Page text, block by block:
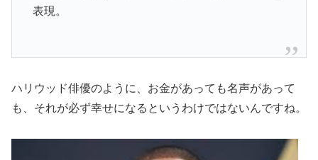
表現。
ハリウッド俳優のように、お金があっても名声があって
も、それが必ず幸せになるというわけではないんですね。